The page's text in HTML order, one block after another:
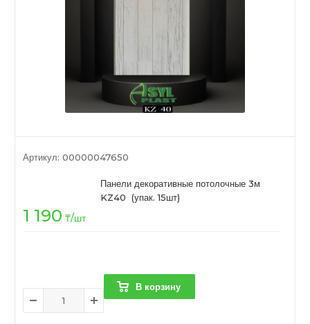
Артикул: 00000047650
Панели декоративные потолочные 3м
KZ40 (упак. 15шт)
1 190 ₸/шт
В корзину